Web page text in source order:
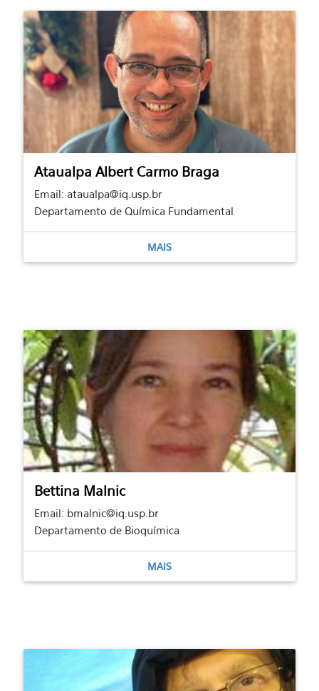
Ataualpa Albert Carmo Braga
Email: ataualpa@iq.usp.br
Departamento de Química Fundamental
MAIS
Bettina Malnic
Email: bmalnic@iq.usp.br
Departamento de Bioquímica
MAIS